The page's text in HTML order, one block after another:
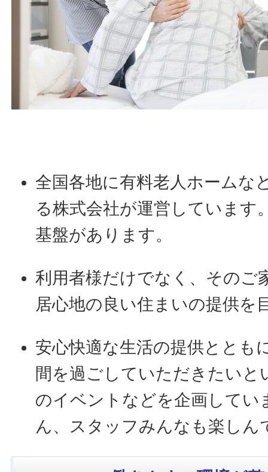
全国各地に有料老人ホームな
る株式会社が運営しています
基盤があります。
利用者様だけでなく、そのご
居心地の良い住まいの提供を
安心快適な生活の提供ととも
間を過ごしていただきたいと
のイベントなどを企画してい
ん、スタッフみんなも楽しん